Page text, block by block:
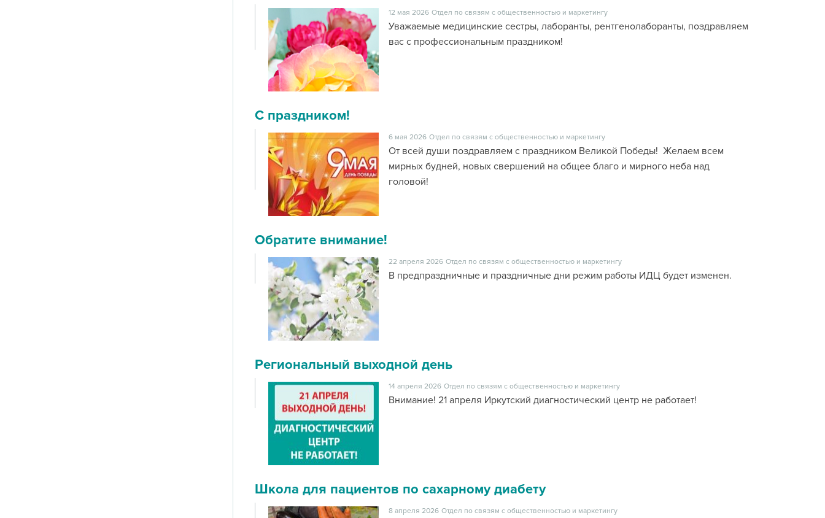
12 мая 2026 Отдел по связям с общественностью и маркетингу
Уважаемые медицинские сестры, лаборанты, рентгенолаборанты, поздравляем
вас с профессиональным праздником!
С праздником!
6 мая 2026 Отдел по связям с общественностью и маркетингу
От всей души поздравляем с праздником Великой Победы! Желаем всем
мирных будней, новых свершений на общее благо и мирного неба над
головой!
Обратите внимание!
22 апреля 2026 Отдел по связям с общественностью и маркетингу
В предпраздничные и праздничные дни режим работы ИДЦ будет изменен.
Региональный выходной день
14 апреля 2026 Отдел по связям с общественностью и маркетингу
Внимание! 21 апреля Иркутский диагностический центр не работает!
Школа для пациентов по сахарному диабету
8 апреля 2026 Отдел по связям с общественностью и маркетингу